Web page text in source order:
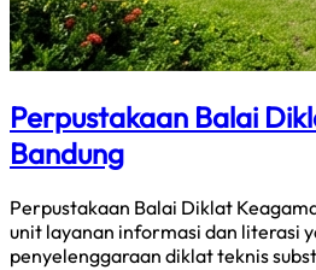
Perpustakaan Balai
Bandung
Perpustakaan Balai Diklat
unit layanan informasi dan literasi
penyelenggaraan diklat teknis